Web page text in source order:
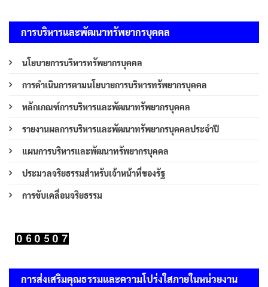
การบริหารและพัฒนาทรัพยากรบุคคล
นโยบายการบริหารทรัพยากรบุคคล
การดำเนินการตามนโยบายการบริหารทรัพยากรบุคคล
หลักเกณฑ์การบริหารและพัฒนาทรัพยากรบุคคล
รายงานผลการบริหารและพัฒนาทรัพยากรบุคคลประจำปี
แผนการบริหารและพัฒนาทรัพยากรบุคคล
ประมวลจริยธรรมสำหรับเจ้าหน้าที่ของรัฐ
การขับเคลื่อนจริยธรรม
การส่งเสริมคุณธรรมและความโปร่งใสภายในหน่วยงาน